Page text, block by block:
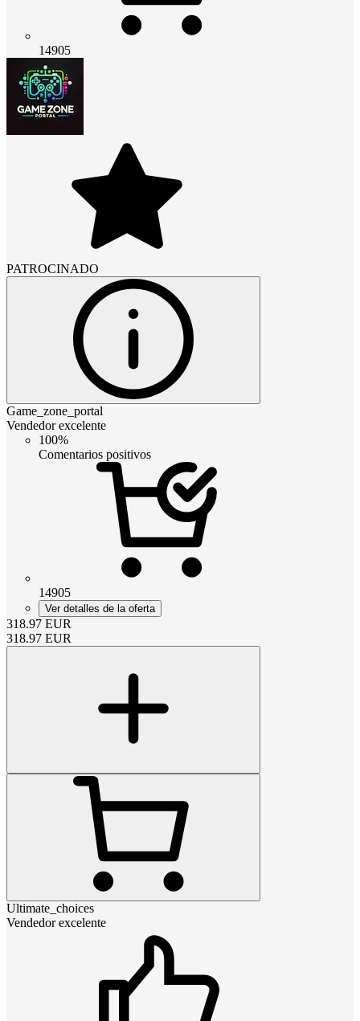
14905
PATROCINADO
Game_zone_portal
Vendedor excelente
100%
Comentarios positivos
14905
Ver detalles de la oferta
318.97 EUR
318.97 EUR
Ultimate_choices
Vendedor excelente